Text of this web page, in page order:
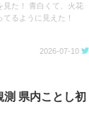
見た！ 青白くて、火花
るように見えた！
2026-07-10
県内ことし初